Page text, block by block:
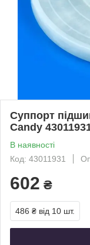
Суппорт
Candy
В наявності
Код: 43011931
602 ₴
486 ₴ від 10 шт.